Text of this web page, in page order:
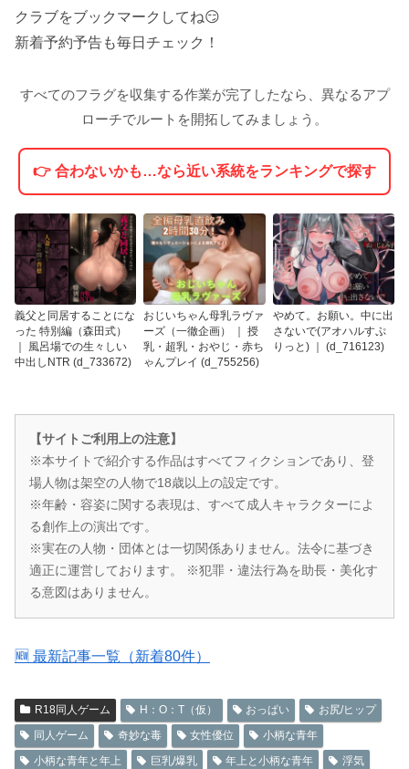
クラブをブックマークしてね😏
新着予約予告も毎日チェック！
すべてのフラグを収集する作業が完了したなら、異なるアプ
ローチでルートを開拓してみましょう。
👉 合わないかも…なら近い系統をランキングで探す
義父と同居することにな
った 特別編（森田式）
｜ 風呂場での生々しい
中出しNTR (d_733672)
おじいちゃん母乳ラヴァ
ーズ（一徹企画） ｜ 授
乳・超乳・おやじ・赤ち
ゃんプレイ (d_755256)
やめて。お願い。中に出
さないで(アオハルすぷ
りっと) ｜ (d_716123)
【サイトご利用上の注意】
※本サイトで紹介する作品はすべてフィクションであり、登
場人物は架空の人物で18歳以上の設定です。
※年齢・容姿に関する表現は、すべて成人キャラクターによ
る創作上の演出です。
※実在の人物・団体とは一切関係ありません。法令に基づき
適正に運営しております。 ※犯罪・違法行為を助長・美化す
る意図はありません。
🆕 最新記事一覧（新着80件）
R18同人ゲーム H：O：T（仮） おっぱい
お尻/ヒップ
同人ゲーム
奇妙な毒 女性優位
小柄な青年
小柄な青年と年上
巨乳/爆乳 年上と小柄な青年
浮気